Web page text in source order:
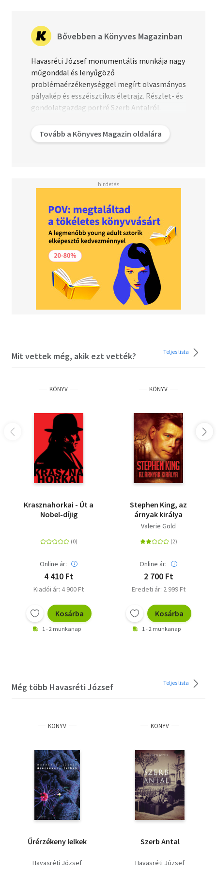
Tanszékének oktatója.
Artisjus-díj 2014 (Szerb Antal című monográfiájáért)
Déry Tibor-díj 2014 (irodalmi-irodalomtörténeti
munkásságért)
Bővebben a Könyves Magazinban
Havasréti József monumentális munkája nagy
műgonddal és lenyűgöző
problémaérzékenységgel megírt olvasmányos
pályakép és esszéisztikus életrajz. Részlet- és
gondolatgazdag portré Szerb Antalról.
munkamódszerét, kedvenc olvasmányait és az
őt foglalkoztató problémákat csakúgy, mint
Tovább a Könyves Magazin oldalára
Mit vettek még, akik ezt vették? Teljes lista
KÖNYV
Krasznahorkai - Út a
Nobel-díjig
Online ár:
4 410 Ft
Kiadói ár: 4 900 Ft
Kosárba
1 - 2 munkanap
KÖNYV
Stephen King, az
árnyak királya
Valerie Gold
Online ár:
2 700 Ft
Eredeti ár: 2 999 Ft
Kosárba
1 - 2 munkanap
Még több Havasréti József Teljes lista
KÖNYV
Űrérzékeny lelkek
Havasréti József
KÖNYV
Szerb Antal
Havasréti József